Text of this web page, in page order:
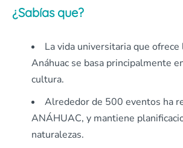
¿Sabías que?
La vida universitaria que
Anáhuac se basa principalmente
cultura.
Alrededor de 500 eventos ha
ANÁHUAC, y mantiene
naturalezas.